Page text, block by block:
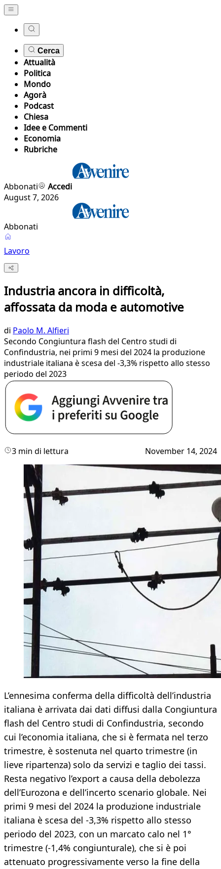
Cerca
Attualità
Politica
Mondo
Agorà
Podcast
Chiesa
Idee e Commenti
Economia
Rubriche
Abbonati
Accedi
August 7, 2026
Abbonati
Lavoro
Industria ancora in difficoltà,
affossata da moda e automotive
di Paolo M. Alfieri
Secondo Congiuntura flash del Centro studi di
Confindustria, nei primi 9 mesi del 2024 la produzione
industriale italiana è scesa del -3,3% rispetto allo stesso
periodo del 2023
3 min di lettura November 14, 2024
L’ennesima conferma della difficoltà dell’industria
italiana è arrivata dai dati diffusi dalla Congiuntura
flash del Centro studi di Confindustria, secondo
cui l’economia italiana, che si è fermata nel terzo
trimestre, è sostenuta nel quarto trimestre (in
lieve ripartenza) solo da servizi e taglio dei tassi.
Resta negativo l’export a causa della debolezza
dell’Eurozona e dell’incerto scenario globale. Nei
primi 9 mesi del 2024 la produzione industriale
italiana è scesa del -3,3% rispetto allo stesso
periodo del 2023, con un marcato calo nel 1°
trimestre (-1,4% congiunturale), che si è poi
attenuato progressivamente verso la fine della